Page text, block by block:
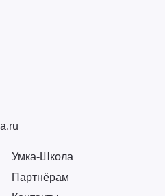
Умка-Школа
Партнёрам